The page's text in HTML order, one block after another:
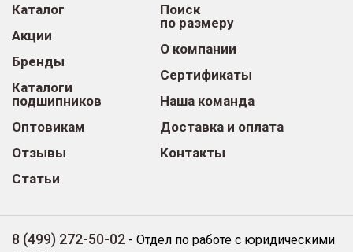
Каталог
Акции
Бренды
Каталоги
подшипников
Оптовикам
Отзывы
Статьи
Поиск
по размеру
О компании
Сертификаты
Наша команда
Доставка и оплата
Контакты
8 (499) 272-50-02 - Отдел по работе с юридическими